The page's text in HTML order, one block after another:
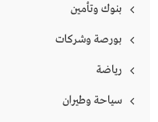
بنوك وتأمين
بورصة وشركات
رياضة
سياحة وطيران